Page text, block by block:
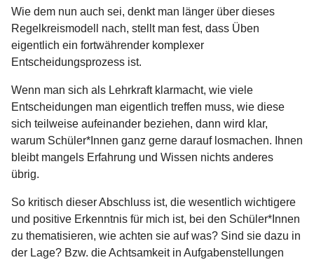
Wie dem nun auch sei, denkt man länger über dieses
Regelkreismodell nach, stellt man fest, dass Üben
eigentlich ein fortwährender komplexer
Entscheidungsprozess ist.
Wenn man sich als Lehrkraft klarmacht, wie viele
Entscheidungen man eigentlich treffen muss, wie diese
sich teilweise aufeinander beziehen, dann wird klar,
warum Schüler*Innen ganz gerne darauf losmachen. Ihnen
bleibt mangels Erfahrung und Wissen nichts anderes
übrig.
So kritisch dieser Abschluss ist, die wesentlich wichtigere
und positive Erkenntnis für mich ist, bei den Schüler*Innen
zu thematisieren, wie achten sie auf was? Sind sie dazu in
der Lage? Bzw. die Achtsamkeit in Aufgabenstellungen